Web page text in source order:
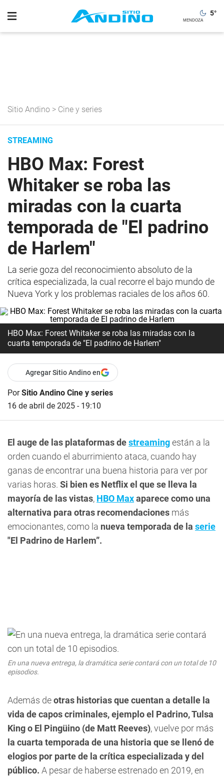
5°
Sitio Andino > Cine y series
STREAMING
HBO Max: Forest
Whitaker se roba las
miradas con la cuarta
temporada de "El padrino
de Harlem"
La serie goza del reconocimiento absoluto de la
crítica especializada, la cual recorre el bajo mundo de
Nueva York y los problemas raciales de los años 60.
HBO Max: Forest Whitaker se roba las miradas con la
cuarta temporada de "El padrino de Harlem"
Agregar Sitio Andino en
PorSitio Andino Cine y series
16 de abril de 2025 - 19:10
El auge de las plataformas destreamingestán a la
orden cuando el aburrimiento ataca, cuando hay
ganas de encontrar una buena historia para ver por
varias horas. Si bien es Netflix el que se lleva la
mayoría de las vistas, HBO Maxaparece como una
alternativa para otras recomendaciones más
emocionantes, como la nueva temporada de la serie
"El Padrino de Harlem”.
En una nueva entrega, la dramática serie contará con un total de 10
episodios.
Además deotras historias que cuentan a detalle la
vida de capos criminales, ejemplo el Padrino, Tulsa
King o El Pingüino (de Matt Reeves), vuelve por más
la cuarta temporada de una historia que se llenó de
elogios por parte de la crítica especializada y del
público. A pesar de haberse estrenado en 2019, en